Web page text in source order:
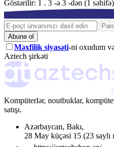
Göstərilir: 1 . 3 -ə 3 -dən (1 səhifə)
Abunə ol
Məxfilik siyasəti-ni oxudum
Aztech şirkəti
Kompüterlər, noutbuklar,
satışı.
Azərbaycan, Bakı,
28 May küçəsi 15 (23 saylı